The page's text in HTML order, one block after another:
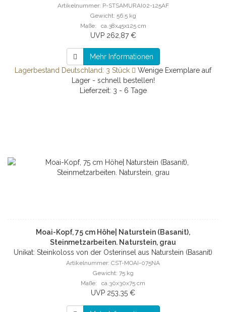
Artikelnummer: P-STSAMURAI02-125AF
Gewicht: 56.5 kg
Maße: ca.38x45x125 cm
UVP 262,87 €
Mehr Informationen
Lagerbestand Deutschland: 3 Stück
Wenige Exemplare auf
Lager - schnell bestellen!
Lieferzeit: 3 - 6 Tage
Moai-Kopf, 75 cm Höhe| Naturstein (Basanit),
Steinmetzarbeiten. Naturstein, grau
Unikat: Steinkoloss von der Osterinsel aus Naturstein (Basanit)
Artikelnummer: CST-MOAI-075NA
Gewicht: 75 kg
Maße: ca.30x30x75 cm
UVP 253,35 €